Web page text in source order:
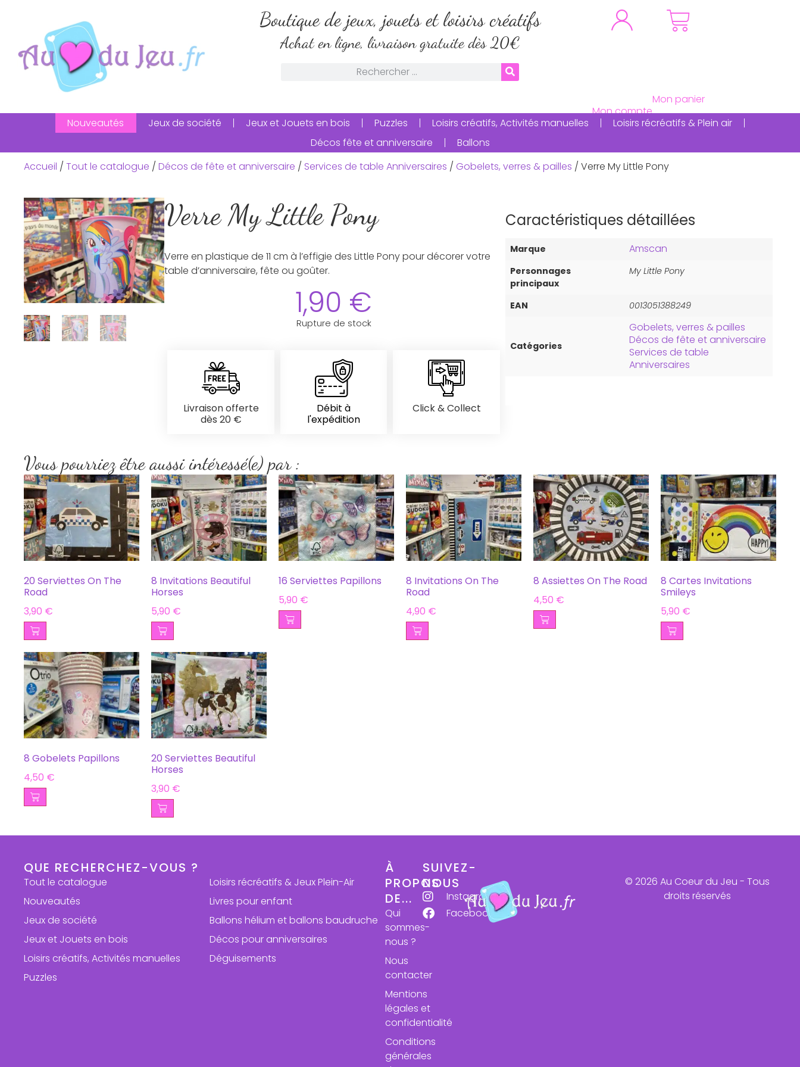
Boutique de jeux, jouets et loisirs créatifs
Achat en ligne, livraison gratuite dès 20€
Nouveautés Jeux de société Jeux et Jouets en bois Puzzles Loisirs créatifs, Activités manuelles
Loisirs récréatifs & Plein air
Décos fête et anniversaire
Ballons
Accueil /Tout le catalogue /Décos de fête et anniversaire / Services de table Anniversaires / Gobelets, verres & pailles / Verre My Little Pony
Verre My Little Pony
Verre en plastique de 11 cm à l’effigie des Little Pony pour décorer votre
table d’anniversaire, fête ou goûter.
1,90 €
Rupture de stock
Livraison offerte
dès 20 €
Débit à
l'expédition
Click & Collect
Caractéristiques détaillées
Marque Amscan
Personnages
principaux
My Little Pony
EAN 0013051388249
Catégories
Gobelets, verres & pailles
Décos de fête et anniversaire
Services de table
Anniversaires
Vous pourriez être aussi intéressé(e) par :
20 Serviettes On The
Road
3,90 €
8 Invitations Beautiful
Horses
5,90 €
16 Serviettes Papillons
5,90 €
8 Invitations On The
Road
4,90 €
8 Assiettes On The Road
4,50 €
8 Cartes Invitations
Smileys
5,90 €
8 Gobelets Papillons
4,50 €
20 Serviettes Beautiful
Horses
3,90 €
QUE RECHERCHEZ-VOUS ?
Tout le catalogue
Nouveautés
Jeux de société
Jeux et Jouets en bois
Loisirs créatifs, Activités manuelles
Puzzles
Loisirs récréatifs & Jeux Plein-Air
Livres pour enfant
Ballons hélium et ballons baudruche
Décos pour anniversaires
Déguisements
À
PROPOS
DE...
Qui
sommes-
nous ?
Nous
contacter
Mentions
légales et
confidentialité
Conditions
générales
SUIVEZ-
NOUS
Instagram
Facebook
© 2026 Au Coeur du Jeu - Tous
droits réservés